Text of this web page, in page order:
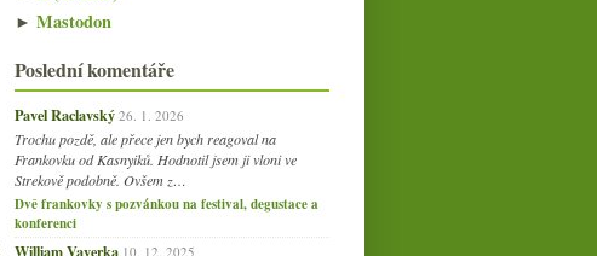
► Mastodon
Poslední komentáře
Pavel Raclavský 26. 1. 2026
Trochu pozdě, ale přece jen bych reagoval na
Frankovku od Kasnyiků. Hodnotil jsem ji vloni ve
Strekově podobně. Ovšem z…
Dvě frankovky s pozvánkou na festival, degustace a
konferenci
William Vaverka 10. 12. 2025